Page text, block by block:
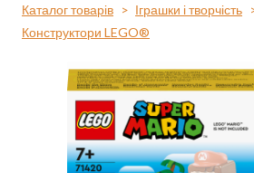
Каталог товарів
Іграшки і творчість
Конструктори LEGO®